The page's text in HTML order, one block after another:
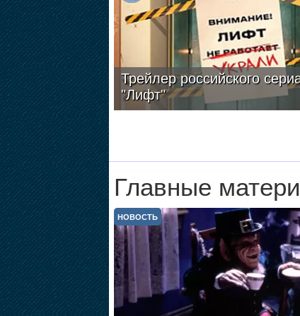
Трейлер российского
"Лифт"
Главные
НОВОСТЬ